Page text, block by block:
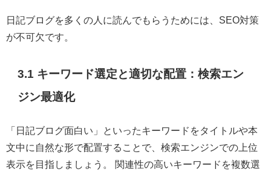
日記ブログを多くの人に読んでもらうためには、SEO対策
が不可欠です。
3.1 キーワード選定と適切な配置：検索エン
ジン最適化
「日記ブログ面白い」といったキーワードをタイトルや本
文中に自然な形で配置することで、検索エンジンでの上位
表示を目指しましょう。 関連性の高いキーワードを複数選